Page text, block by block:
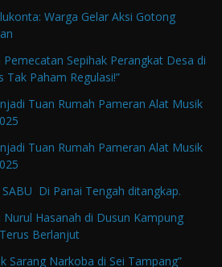
Warga Gelar Aksi Gotong
Pemecatan Sepihak Perangkat Desa di
Tak Paham Regulasi!”
Tuan Rumah Pameran Alat Musik
Tuan Rumah Pameran Alat Musik
SABU Di Panai Tengah ditangkap.
Hasanah di Dusun Kampung
Berlanjut
Sarang Narkoba di Sei Tampang”